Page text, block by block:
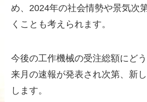
め、2024年の社会情勢や景気次
くことも考えられます。
今後の工作機械の受注総額にどう
来月の速報が発表され次第、新
します。